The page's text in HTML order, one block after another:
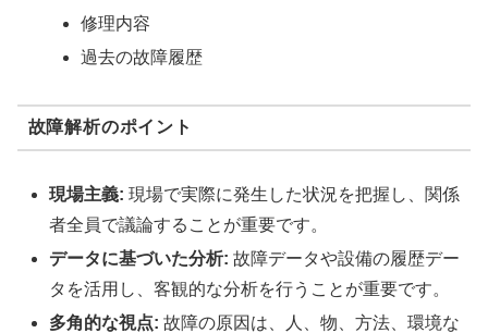
修理内容
過去の故障履歴
故障解析のポイント
現場主義: 現場で実際に発生した状況を把握し、関係
者全員で議論することが重要です。
データに基づいた分析: 故障データや設備の履歴デー
タを活用し、客観的な分析を行うことが重要です。
多角的な視点: 故障の原因は、人、物、方法、環境な